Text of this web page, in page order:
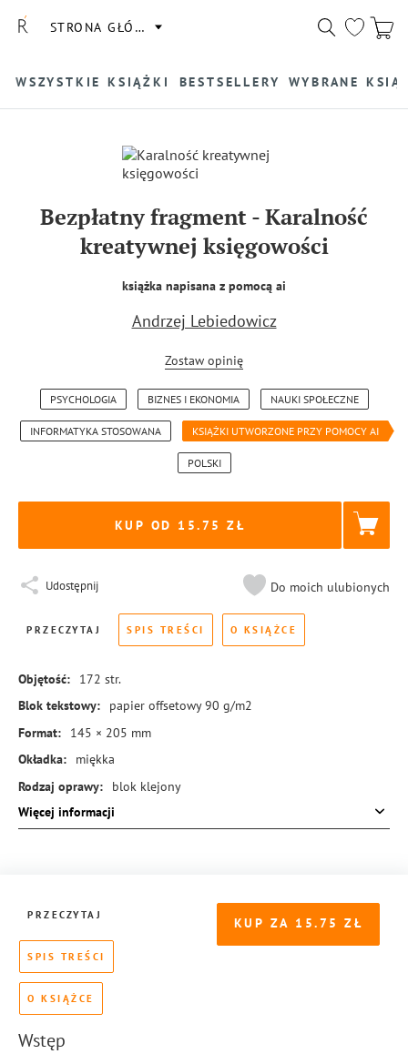
STRONA GŁÓWNA
WSZYSTKIE KSIĄŻKI BESTSELLERY WYBRANE
Bezpłatny fragment-Karalność
kreatywnej księgowości
książka napisana z pomocą ai
Andrzej Lebiedowicz
Zostaw opinię
PSYCHOLOGIA BIZNES I EKONOMIA NAUKI SPOŁECZNE
INFORMATYKA STOSOWANA KSIĄŻKI UTWORZONE PRZY POMOCY AI
POLSKI
KUP OD 15.75
Udostępnij Do moich ulubionych
PRZECZYTAJ SPIS TREŚCI O KSIĄŻCE
Objętość: 172 str.
Blok tekstowy:
papier offsetowy 90 g/m2
Format:
145 × 205 mm
Okładka:
miękka
Rodzaj oprawy:
blok klejony
ISBN:
978-83-8431-648-1
Więcej informacji
KUP ZA 15.75
PRZECZYTAJ
SPIS TREŚCI
O KSIĄŻCE
Wstęp